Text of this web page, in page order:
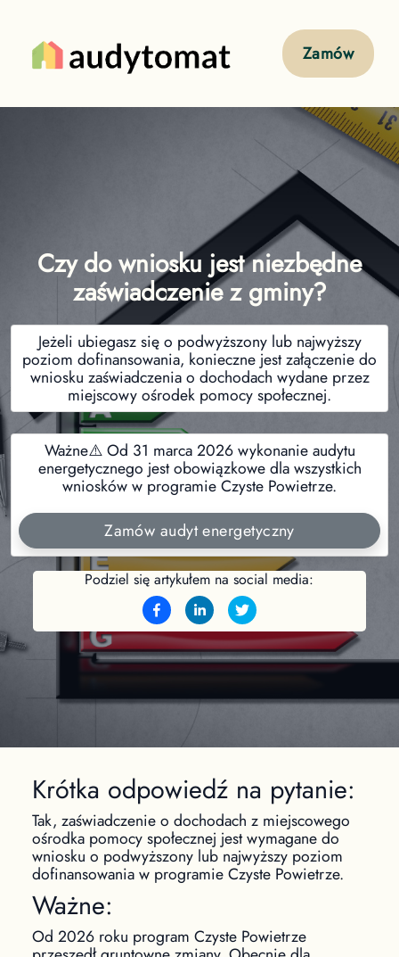
Zamów
Czy do wniosku jest niezbędne
zaświadczenie z gminy?
Jeżeli ubiegasz się o podwyższony lub najwyższy
poziom dofinansowania, konieczne jest załączenie do
wniosku zaświadczenia o dochodach wydane przez
miejscowy ośrodek pomocy społecznej.
Ważne⚠️ Od 31 marca 2026 wykonanie audytu
energetycznego jest obowiązkowe dla wszystkich
wniosków w programie Czyste Powietrze.
Zamów audyt energetyczny
Podziel się artykułem na social media:
Krótka odpowiedź na pytanie:
Tak, zaświadczenie o dochodach z miejscowego
ośrodka pomocy społecznej jest wymagane do
wniosku o podwyższony lub najwyższy poziom
dofinansowania w programie Czyste Powietrze.
Ważne:
Od 2026 roku program Czyste Powietrze